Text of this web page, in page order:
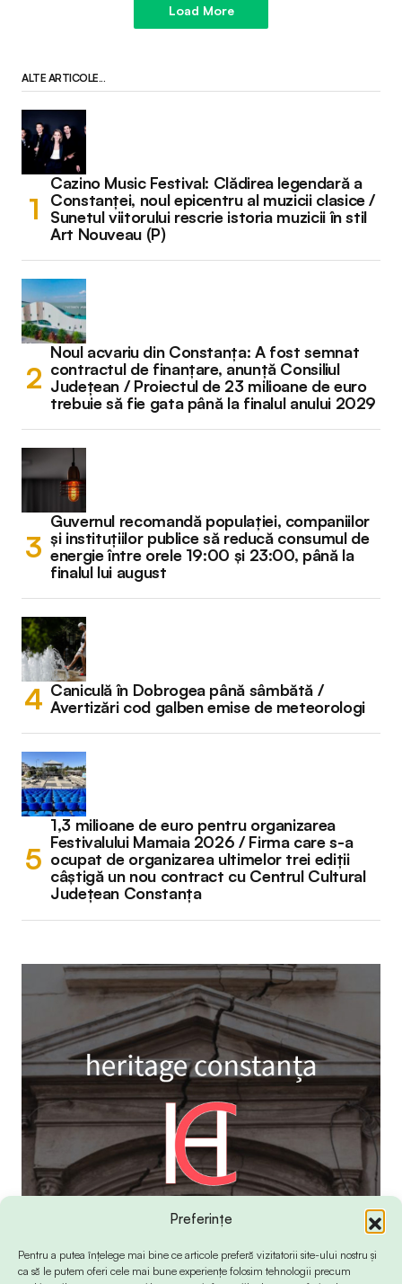
Preferințe
Pentru a putea înțelege mai bine ce articole preferă vizitatorii site-ului nostru și
ca să le putem oferi cele mai bune experiențe folosim tehnologii precum
Load More
ALTE ARTICOLE...
Cazino Music Festival: Clădirea legendară a
Constanței, noul epicentru al muzicii clasice /
Sunetul viitorului rescrie istoria muzicii în stil
Art Nouveau (P)
Noul acvariu din Constanța: A fost semnat
contractul de finanțare, anunță Consiliul
Județean / Proiectul de 23 milioane de euro
trebuie să fie gata până la finalul anului 2029
Guvernul recomandă populației, companiilor
și instituțiilor publice să reducă consumul de
energie între orele 19:00 și 23:00, până la
finalul lui august
Caniculă în Dobrogea până sâmbătă /
Avertizări cod galben emise de meteorologi
1,3 milioane de euro pentru organizarea
Festivalului Mamaia 2026 / Firma care s-a
ocupat de organizarea ultimelor trei ediții
câștigă un nou contract cu Centrul Cultural
Județean Constanța